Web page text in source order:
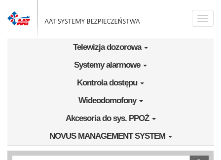
Toggle
Telewizja dozorowa
Systemy alarmowe
Kontrola dostępu
Wideodomofony
Akcesoria do sys. PPOŻ
NOVUS MANAGEMENT SYSTEM